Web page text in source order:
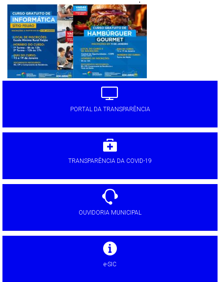
PORTAL DA TRANSPARÊNCIA
TRANSPARÊNCIA DA COVID-19
OUVIDORIA MUNICIPAL
e-SIC
'